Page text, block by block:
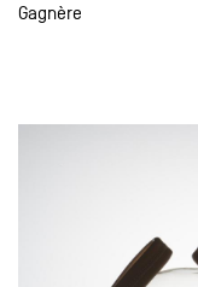
Gagnère